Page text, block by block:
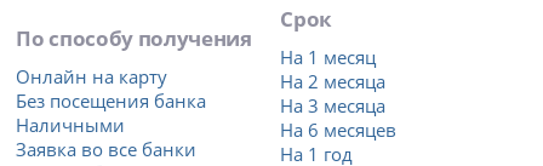
По способу получения
Онлайн на карту
Без посещения банка
Наличными
Заявка во все банки
Срок
На 1 месяц
На 2 месяца
На 3 месяца
На 6 месяцев
На 1 год